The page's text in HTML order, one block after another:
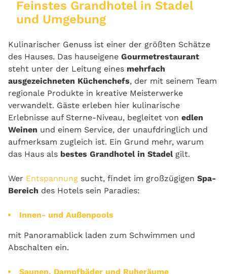
Feinstes Grandhotel in Stadel
und Umgebung
Kulinarischer Genuss ist einer der größten Schätze
des Hauses. Das hauseigene Gourmetrestaurant
steht unter der Leitung eines mehrfach
ausgezeichneten Küchenchefs, der mit seinem Team
regionale Produkte in kreative Meisterwerke
verwandelt. Gäste erleben hier kulinarische
Erlebnisse auf Sterne-Niveau, begleitet von edlen
Weinen und einem Service, der unaufdringlich und
aufmerksam zugleich ist. Ein Grund mehr, warum
das Haus als bestes Grandhotel in Stadelgilt.
Wer Entspannung sucht, findet im großzügigen Spa-
Bereich des Hotels sein Paradies:
Innen- und Außenpools
mit Panoramablick laden zum Schwimmen und
Abschalten ein.
Saunen, Dampfbäder und Ruheräume